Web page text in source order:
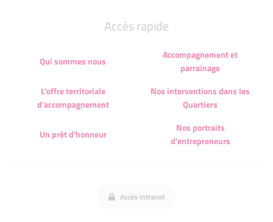
Accès rapide
Qui sommes nous
Accompagnement et
parrainage
L'offre territoriale
d'accompagnement
Nos interventions dans les
Quartiers
Un prêt d'honneur
Nos portraits
d'entrepreneurs
Accès intranet